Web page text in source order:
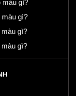
màu gì?
màu gì?
màu gì?
màu gì?